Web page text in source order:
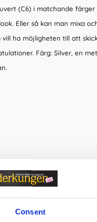
Consent
(C6) i matchande
Eller så kan man mixa
ha möjligheten till att
Färg: Silver, en